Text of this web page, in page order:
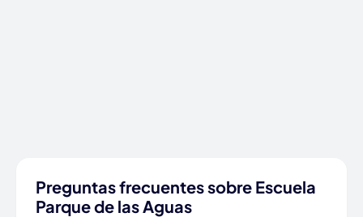
Preguntas frecuentes sobre Escuela
Parque de las Aguas